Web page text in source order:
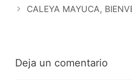
CALEYA MAYUCA,
Deja un comentario